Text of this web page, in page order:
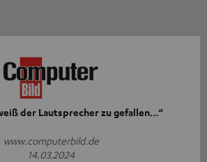
der Lautsprecher zu gefallen…“
www.computerbild.de
14.03.2024